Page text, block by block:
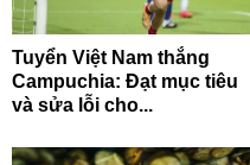
Tuyển Việt Nam thắng
Campuchia: Đạt mục tiêu
và sửa lỗi cho...